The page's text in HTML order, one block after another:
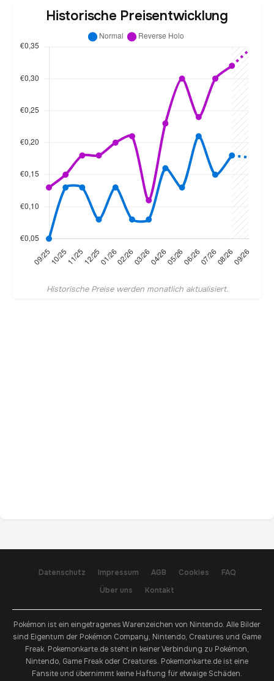
Historische Preisentwicklung
Historische Preise werden monatlich aktualisiert.
Datenschutz Impressum AGB Cookies
FAQ
Über uns
Kontakt
Pokémon ist ein eingetragenes Warenzeichen von Nintendo. Alle Bilder
sind Eigentum der Pokémon Company, Nintendo, Creatures und Game
Freak. Pokemonkarte.de steht in keiner Verbindung zu Pokémon,
Nintendo, Game Freak oder Creatures. Pokemonkarte.de ist eine
Fansite und übernimmt keine Haftung für etwaige Schäden.